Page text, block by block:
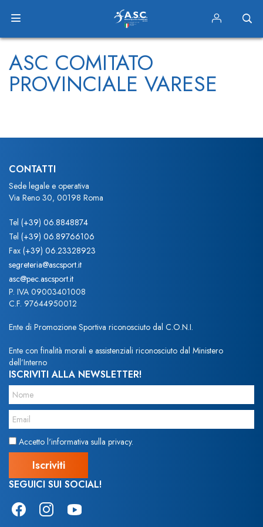
ASC COMITATO
PROVINCIALE VARESE
CONTATTI
Sede legale e operativa
Via Reno 30, 00198 Roma
Tel (+39) 06.8848874
Tel (+39) 06.89766106
Fax (+39) 06.23328923
segreteria@ascsport.it
asc@pec.ascsport.it
P. IVA 09003401008
C.F. 97644950012
Ente di Promozione Sportiva riconosciuto dal C.O.N.I.
Ente con finalità morali e assistenziali riconosciuto dal Ministero
dell’Interno
ISCRIVITI ALLA NEWSLETTER!
Accetto l'informativa sulla privacy.
SEGUICI SUI SOCIAL!